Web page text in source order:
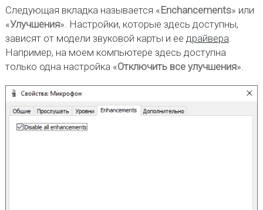
Следующая вкладка называется « Enchancements» или
«Улучшения». Настройки, которые здесь доступны,
зависят от модели звуковой карты и ее драйвера.
Например, на моем компьютере здесь доступна
только одна настройка «Отключить все улучшения».